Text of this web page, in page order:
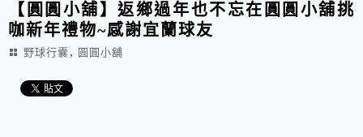
【圓圓小舖】返鄉過年也不忘在圓圓小舖挑
咖新年禮物~感謝宜蘭球友
野球行囊 , 圓圓小舖